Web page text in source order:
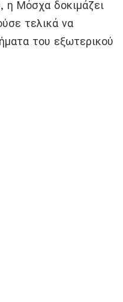
η Μόσχα δοκιμάζει
τελικά να
του εξωτερικού